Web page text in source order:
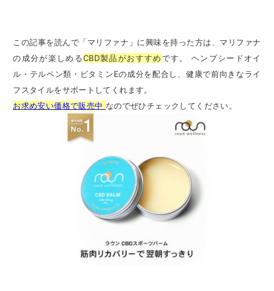
この記事を読んで「マリファナ」に興味を持った方は、マリファナ
の成分が楽しめるCBD製品がおすすめです。 ヘンプシードオイ
ル・テルペン類・ビタミンEの成分を配合し、健康で前向きなライ
フスタイルをサポートしてくれます。
お求め安い価格で販売中 なのでぜひチェックしてください。